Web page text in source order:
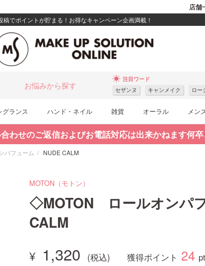
店舗
でポイントが貯まる！お得なキャンペーン企画満載！
お悩みから探す
wb_sunny 注目ワード
セザンヌ キャンメイク ロー
グランス ハンド・ネイル 雑貨 オーラル メン
わせのご返信およびお電話対応は出来かねます何
パフューム NUDE CALM
MOTON（モトン）
◇MOTON ロールオンパ
CALM
1,320 獲得ポイント 24 pt